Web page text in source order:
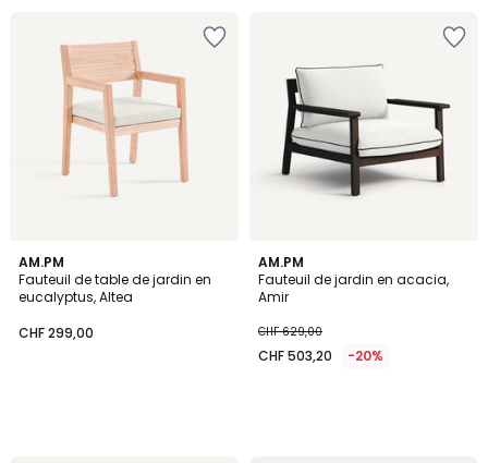
AM.PM
Fauteuil de table de jardin en
eucalyptus, Altea
CHF 299,00
AM.PM
Fauteuil de jardin en acacia,
Amir
CHF 629,00
CHF 503,20 -20%